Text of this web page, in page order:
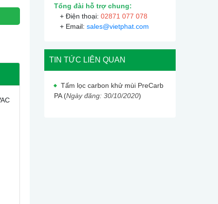
Tổng đài hỗ trợ chung:
+ Điện thoại: 02871 077 078
+ Email: sales@vietphat.com
TIN TỨC LIÊN QUAN
Tấm lọc carbon khử mùi PreCarb
PA (Ngày đăng: 30/10/2020)